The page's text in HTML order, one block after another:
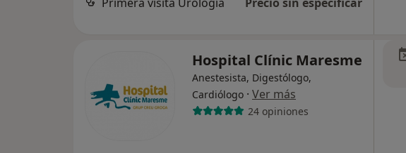
Hospital Clínic Maresme
Anestesista, Digestólogo,
Cardiólogo · Ver más
24 opiniones